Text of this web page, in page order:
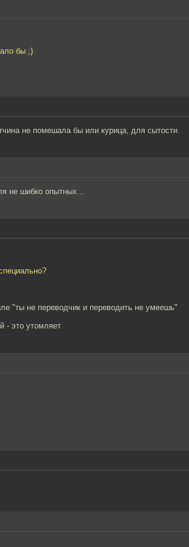
бы ;)
не помешала бы или курица, для сытости.
не шибко опытных...
"ты не переводчик и переводить не умеешь"
- это утомляет